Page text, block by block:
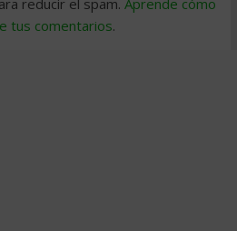
reducir el spam. Aprende cómo
tus comentarios.